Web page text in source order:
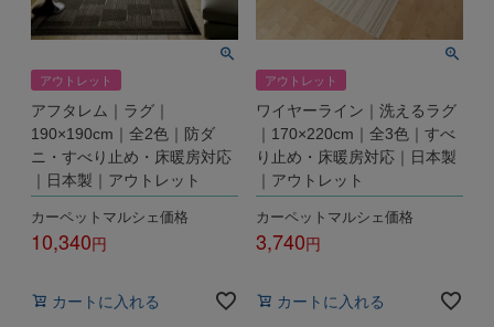
アウトレット
アフタレム｜ラグ｜
190×190cm｜全2色｜防ダ
ニ・すべり止め・床暖房対応
｜日本製｜アウトレット
カーペットマルシェ価格
10,340
カートに入れる
アウトレット
ワイヤーライン｜洗えるラグ
｜170×220cm｜全3色｜すべ
り止め・床暖房対応｜日本製
｜アウトレット
カーペットマルシェ価格
3,740
カートに入れる